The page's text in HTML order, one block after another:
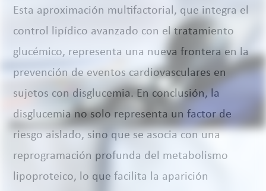
Esta aproximación multifactorial, que integra el
control lipídico avanzado con el tratamiento
glucémico, representa una nueva frontera en la
prevención de eventos cardiovasculares en
sujetos con disglucemia. En conclusión, la
disglucemia no solo representa un factor de
riesgo aislado, sino que se asocia con una
reprogramación profunda del metabolismo
lipoproteico, lo que facilita la aparición